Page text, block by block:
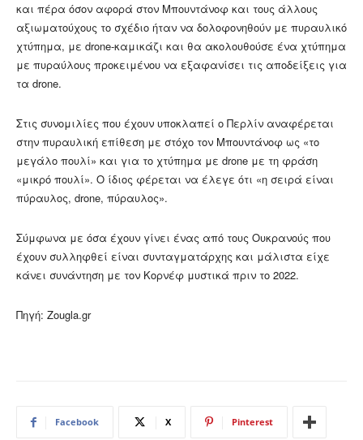
και πέρα όσον αφορά στον Μπουντάνοφ και τους άλλους
αξιωματούχους το σχέδιο ήταν να δολοφονηθούν με πυραυλικό
χτύπημα, με drone-καμικάζι και θα ακολουθούσε ένα χτύπημα
με πυραύλους προκειμένου να εξαφανίσει τις αποδείξεις για
τα drone.
Στις συνομιλίες που έχουν υποκλαπεί ο Περλίν αναφέρεται
στην πυραυλική επίθεση με στόχο τον Μπουντάνοφ ως «το
μεγάλο πουλί» και για το χτύπημα με drone με τη φράση
«μικρό πουλί». Ο ίδιος φέρεται να έλεγε ότι «η σειρά είναι
πύραυλος, drone, πύραυλος».
Σύμφωνα με όσα έχουν γίνει ένας από τους Ουκρανούς που
έχουν συλληφθεί είναι συνταγματάρχης και μάλιστα είχε
κάνει συνάντηση με τον Κορνέφ μυστικά πριν το 2022.
Πηγή: Zougla.gr
Facebook X Pinterest